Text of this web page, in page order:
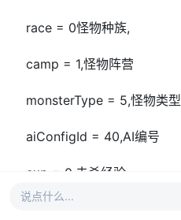
race = 0怪物种族,
camp = 1,怪物阵营
monsterType = 5,怪物类型
aiConfigId = 40,AI编号
exp = 0,击杀经验
说点什么...